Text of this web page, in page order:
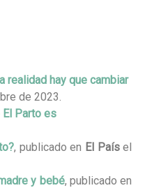
realidad hay que cambiar
de 2023.
El Parto es
, publicado en El Paísel
y bebé, publicado en